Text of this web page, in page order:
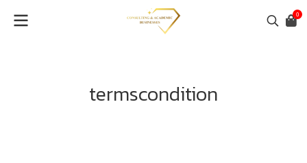
0
termscondition